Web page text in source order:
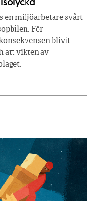
en miljöarbetare svårt
För
blivit
att vikten av